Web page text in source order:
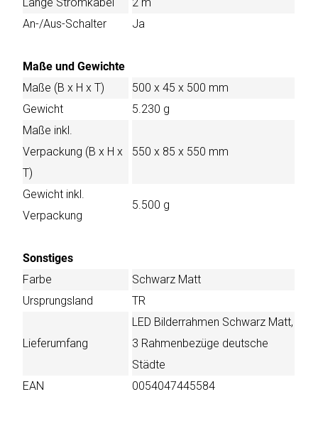
An-/Aus-Schalter
Ja
Maße und Gewichte
Maße (B x H x T)
500 x 45 x 500 mm
Gewicht
5.230 g
Maße inkl.
Verpackung (B x H x
T)
550 x 85 x 550 mm
Gewicht inkl.
Verpackung
5.500 g
Sonstiges
Farbe
Schwarz Matt
Ursprungsland
TR
Lieferumfang
LED Bilderrahmen Schwarz Matt,
3 Rahmenbezüge deutsche
Städte
EAN
0054047445584